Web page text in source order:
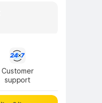
Customer
support